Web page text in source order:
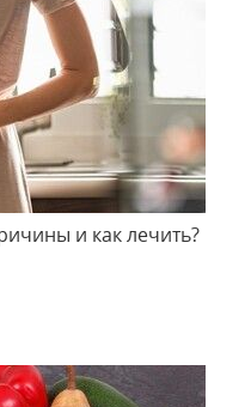
и как лечить?